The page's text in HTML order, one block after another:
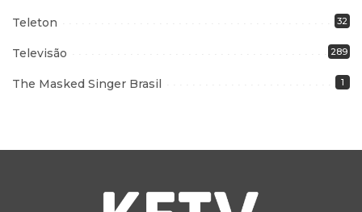
Teleton 32
Televisão 289
The Masked Singer Brasil 1